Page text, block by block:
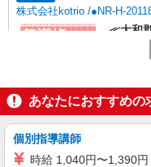
株式会社kotrio /●NR-H-
≪大和
OKの
大和
あなたにおすすめの
個別指導講師
時給 1,040円〜1,390円